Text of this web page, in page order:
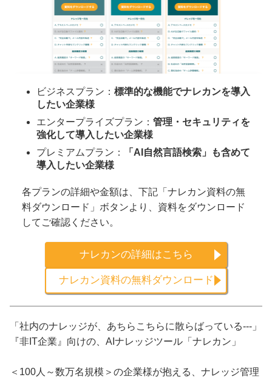
ビジネスプラン： 標準的な機能でナレカンを導入
したい企業様
エンタープライズプラン： 管理・セキュリティを
強化して導入したい企業様
プレミアムプラン：
「AI自然言語検索」も含めて
導入したい企業様
各プランの詳細や金額は、下記「ナレカン資料の無
料ダウンロード」ボタンより、資料をダウンロード
してご確認ください。
ナレカンの詳細はこちら
ナレカン資料の無料ダウンロード
「社内のナレッジが、あちらこちらに散らばっている---」
『非IT企業』向けの、AIナレッジツール「ナレカン」
＜100人～数万名規模＞の企業様が抱える、ナレッジ管理